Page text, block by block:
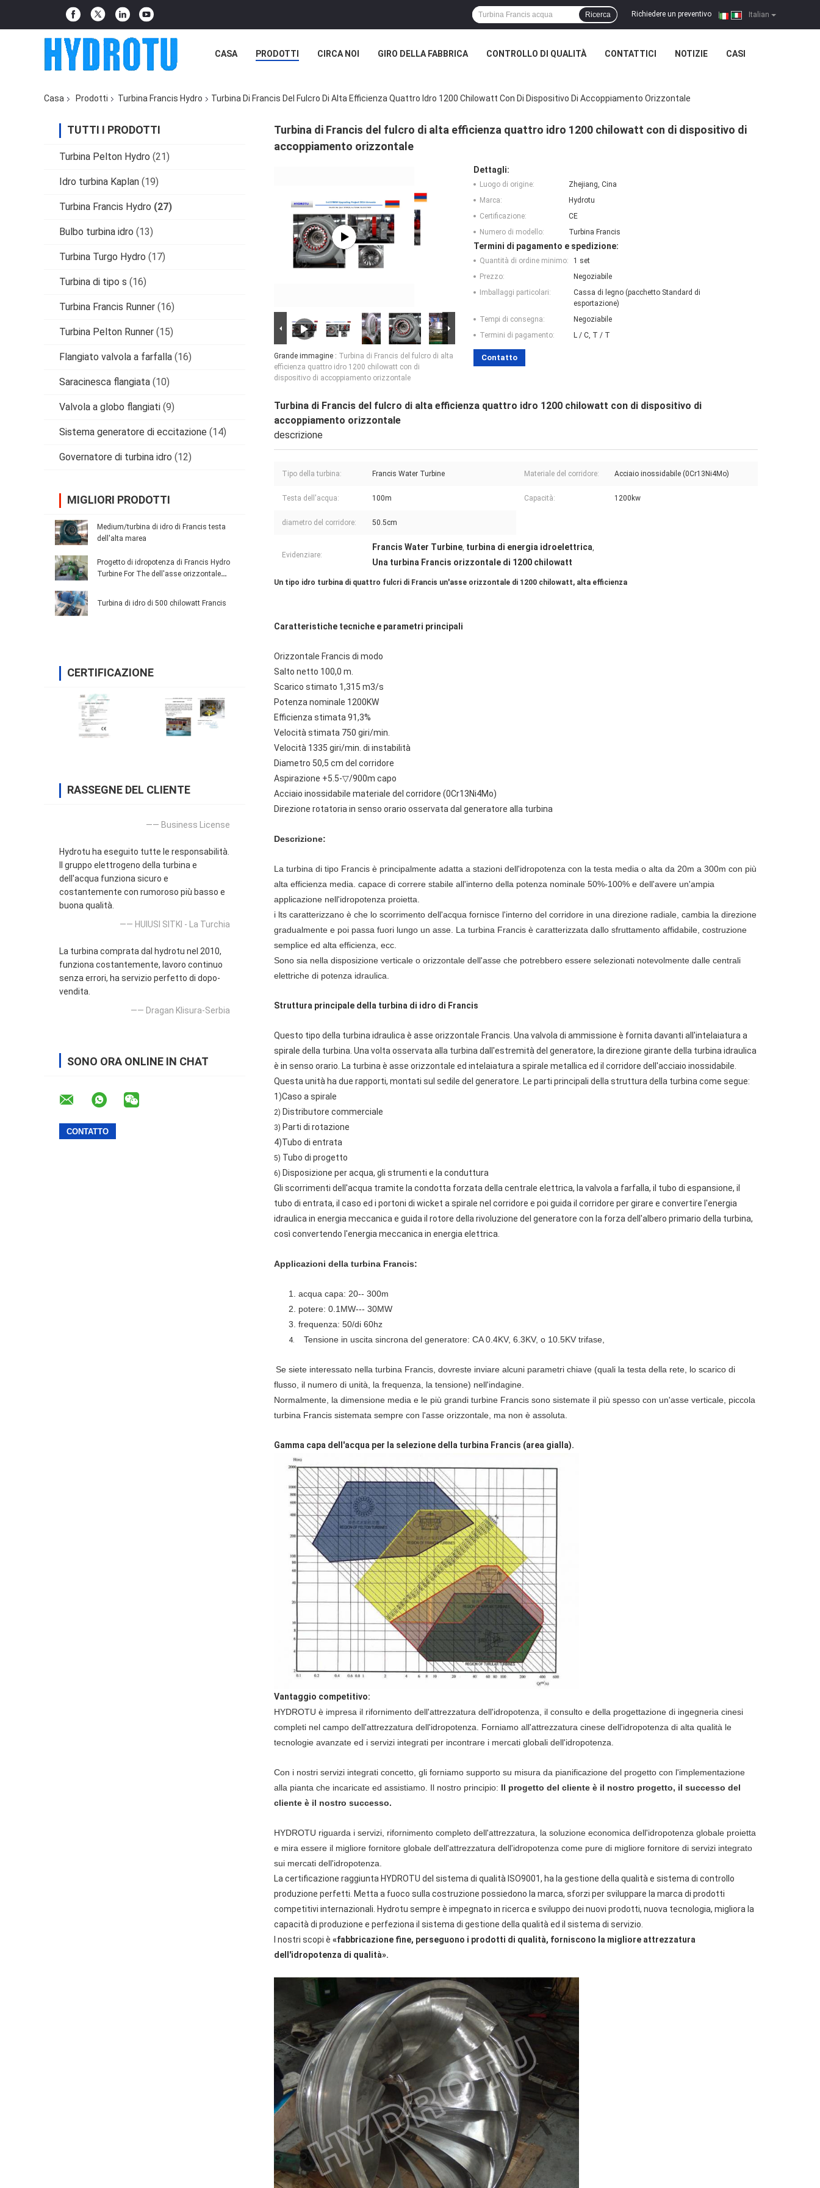
Italian
Richiedere un preventivo |
Ricerca
CASA PRODOTTI CIRCA NOI GIRO DELLA FABBRICA CONTROLLO DI QUALITÀ CONTATTICI NOTIZIE CASI
Casa Prodotti Turbina Francis Hydro Turbina Di Francis Del Fulcro Di Alta Efficienza Quattro Idro 1200 Chilowatt Con Di Dispositivo Di Accoppiamento Orizzontale
TUTTI I PRODOTTI
Turbina Pelton Hydro (21)
Idro turbina Kaplan (19)
Turbina Francis Hydro (27)
Bulbo turbina idro (13)
Turbina Turgo Hydro (17)
Turbina di tipo s (16)
Turbina Francis Runner (16)
Turbina Pelton Runner (15)
Flangiato valvola a farfalla (16)
Saracinesca flangiata (10)
Valvola a globo flangiati (9)
Sistema generatore di eccitazione (14)
Governatore di turbina idro (12)
MIGLIORI PRODOTTI
Medium/turbina di idro di Francis testa
dell'alta marea
Progetto di idropotenza di Francis Hydro
Turbine For The dell'asse orizzontale
Turbina di idro di 500 chilowatt Francis
CERTIFICAZIONE
RASSEGNE DEL CLIENTE
—— Business License
Hydrotu ha eseguito tutte le responsabilità.
Il gruppo elettrogeno della turbina e
dell'acqua funziona sicuro e
costantemente con rumoroso più basso e
buona qualità.
—— HUlUSI SITKI - La Turchia
La turbina comprata dal hydrotu nel 2010,
funziona costantemente, lavoro continuo
senza errori, ha servizio perfetto di dopo-
vendita.
—— Dragan Klisura-Serbia
SONO ORA ONLINE IN CHAT
Turbina di Francis del fulcro di alta efficienza quattro idro 1200 chilowatt con di dispositivo di
accoppiamento orizzontale
Grande immagine : Turbina di Francis del fulcro di alta
efficienza quattro idro 1200 chilowatt con di
dispositivo di accoppiamento orizzontale
Dettagli:
Luogo di origine:
Zhejiang, Cina
Marca:
Hydrotu
Certificazione:
CE
Numero di modello:
Turbina Francis
Termini di pagamento e spedizione:
Quantità di ordine minimo:
1 set
Prezzo:
Negoziabile
Imballaggi particolari:
Cassa di legno (pacchetto Standard di
esportazione)
Tempi di consegna:
Negoziabile
Termini di pagamento:
L / C, T / T
Contatto
Turbina di Francis del fulcro di alta efficienza quattro idro 1200 chilowatt con di dispositivo di
accoppiamento orizzontale
descrizione
Tipo della turbina: Francis Water Turbine Materiale del corridore: Acciaio inossidabile (0Cr13Ni4Mo)
Testa dell'acqua: 100m Capacità: 1200kw
diametro del corridore: 50.5cm
Evidenziare:
Francis Water Turbine, turbina di energia idroelettrica,
Una turbina Francis orizzontale di 1200 chilowatt
Un tipo idro turbina di quattro fulcri di Francis un'asse orizzontale di 1200 chilowatt, alta efficienza
Caratteristiche tecniche e parametri principali
Orizzontale Francis di modo
Salto netto 100,0 m.
Scarico stimato 1,315 m3/s
Potenza nominale 1200KW
Efficienza stimata 91,3%
Velocità stimata 750 giri/min.
Velocità 1335 giri/min. di instabilità
Diametro 50,5 cm del corridore
Aspirazione +5.5-▽/900m capo
Acciaio inossidabile materiale del corridore (0Cr13Ni4Mo)
Direzione rotatoria in senso orario osservata dal generatore alla turbina
Descrizione:
La turbina di tipo Francis è principalmente adatta a stazioni dell'idropotenza con la testa media o alta da 20m a 300m con più
alta efficienza media. capace di correre stabile all'interno della potenza nominale 50%-100% e dell'avere un'ampia
applicazione nell'idropotenza proietta.
i lts caratterizzano è che lo scorrimento dell'acqua fornisce l'interno del corridore in una direzione radiale, cambia la direzione
gradualmente e poi passa fuori lungo un asse. La turbina Francis è caratterizzata dallo sfruttamento affidabile, costruzione
semplice ed alta efficienza, ecc.
Sono sia nella disposizione verticale o orizzontale dell'asse che potrebbero essere selezionati notevolmente dalle centrali
elettriche di potenza idraulica.
Struttura principale della turbina di idro di Francis
Questo tipo della turbina idraulica è asse orizzontale Francis. Una valvola di ammissione è fornita davanti all'intelaiatura a
spirale della turbina. Una volta osservata alla turbina dall'estremità del generatore, la direzione girante della turbina idraulica
è in senso orario. La turbina è asse orizzontale ed intelaiatura a spirale metallica ed il corridore dell'acciaio inossidabile.
Questa unità ha due rapporti, montati sul sedile del generatore. Le parti principali della struttura della turbina come segue:
1)Caso a spirale
2) Distributore commerciale
3) Parti di rotazione
4)Tubo di entrata
5) Tubo di progetto
6) Disposizione per acqua, gli strumenti e la conduttura
Gli scorrimenti dell'acqua tramite la condotta forzata della centrale elettrica, la valvola a farfalla, il tubo di espansione, il
tubo di entrata, il caso ed i portoni di wicket a spirale nel corridore e poi guida il corridore per girare e convertire l'energia
idraulica in energia meccanica e guida il rotore della rivoluzione del generatore con la forza dell'albero primario della turbina,
così convertendo l'energia meccanica in energia elettrica.
Applicazioni della turbina Francis:
1. acqua capa: 20-- 300m
2. potere: 0.1MW--- 30MW
3. frequenza: 50/di 60hz
4. Tensione in uscita sincrona del generatore: CA 0.4KV, 6.3KV, o 10.5KV trifase,
Se siete interessato nella turbina Francis, dovreste inviare alcuni parametri chiave (quali la testa della rete, lo scarico di
flusso, il numero di unità, la frequenza, la tensione) nell'indagine.
Normalmente, la dimensione media e le più grandi turbine Francis sono sistemate il più spesso con un'asse verticale, piccola
turbina Francis sistemata sempre con l'asse orizzontale, ma non è assoluta.
Gamma capa dell'acqua per la selezione della turbina Francis (area gialla).
Vantaggio competitivo:
HYDROTU è impresa il rifornimento dell'attrezzatura dell'idropotenza, il consulto e della progettazione di ingegneria cinesi
completi nel campo dell'attrezzatura dell'idropotenza. Forniamo all'attrezzatura cinese dell'idropotenza di alta qualità le
tecnologie avanzate ed i servizi integrati per incontrare i mercati globali dell'idropotenza.
Con i nostri servizi integrati concetto, gli forniamo supporto su misura da pianificazione del progetto con l'implementazione
alla pianta che incaricate ed assistiamo. Il nostro principio: Il progetto del cliente è il nostro progetto, il successo del
cliente è il nostro successo.
HYDROTU riguarda i servizi, rifornimento completo dell'attrezzatura, la soluzione economica dell'idropotenza globale proietta
e mira essere il migliore fornitore globale dell'attrezzatura dell'idropotenza come pure di migliore fornitore di servizi integrato
sui mercati dell'idropotenza.
La certificazione raggiunta HYDROTU del sistema di qualità ISO9001, ha la gestione della qualità e sistema di controllo
produzione perfetti. Metta a fuoco sulla costruzione possiedono la marca, sforzi per sviluppare la marca di prodotti
competitivi internazionali. Hydrotu sempre è impegnato in ricerca e sviluppo dei nuovi prodotti, nuova tecnologia, migliora la
capacità di produzione e perfeziona il sistema di gestione della qualità ed il sistema di servizio.
I nostri scopi è «fabbricazione fine, perseguono i prodotti di qualità, forniscono la migliore attrezzatura
dell'idropotenza di qualità».